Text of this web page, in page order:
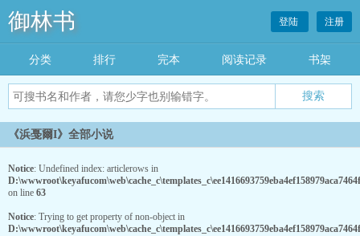
御林书 登陆 注册
分类 排行 完本 阅读记录 书架
《浜戞爾I》全部小说
Notice: Undefined index: articlerows in
on line 63
Notice: Trying to get property of non-object in